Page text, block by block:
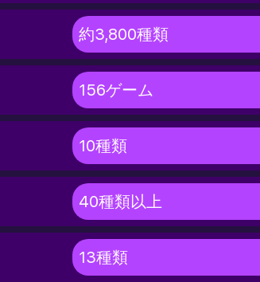
約3,800種類
156ゲーム
10種類
40種類以上
13種類